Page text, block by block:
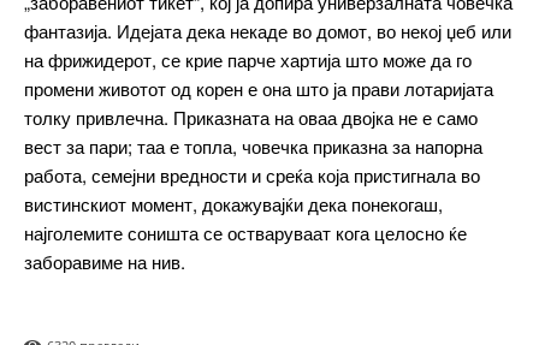
Orci varius natoque dolor
Pro
$100 / yearplaceholder text
фантазија. Идејата дека некаде во домот, во некој џеб или
на фрижидерот, се крие парче хартија што може да го
промени животот од корен е она што ја прави лотаријата
толку привлечна. Приказната на оваа двојка не е само
вест за пари; таа е топла, човечка приказна за напорна
работа, семејни вредности и среќа која пристигнала во
вистинскиот момент, докажувајќи дека понекогаш,
најголемите соништа се остваруваат кога целосно ќе
заборавиме на нив.